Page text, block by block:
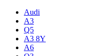
Audi
A3
Q5
А3 8Y
A6